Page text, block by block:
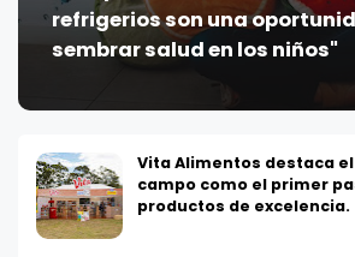
refrigerios son una
sembrar salud en los niños"
Vita Alimentos destaca
campo como el primer
productos de excelencia.